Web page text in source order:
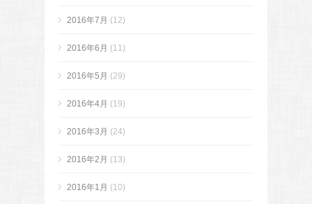
2016年7月 (12)
2016年6月 (11)
2016年5月 (29)
2016年4月 (19)
2016年3月 (24)
2016年2月 (13)
2016年1月 (10)